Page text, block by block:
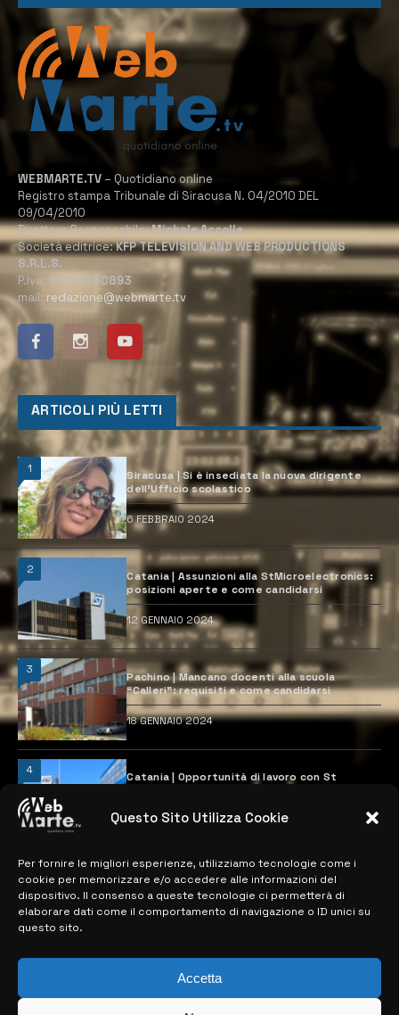
Questo Sito Utilizza Cookie
Per fornire le migliori esperienze, utilizziamo tecnologie come i
cookie per memorizzare e/o accedere alle informazioni del
dispositivo. Il consenso a queste tecnologie ci permetterà di
elaborare dati come il comportamento di navigazione o ID unici su
questo sito.
Accetta
WEBMARTE.TV – Quotidiano online
Registro stampa Tribunale di Siracusa N. 04/2010 DEL
09/04/2010
Direttore Responsabile:Michele Accolla
Società editrice:KFP TELEVISION AND WEB PRODUCTIONS
S.R.L.S.
P.Iva: 02184950893
mail: redazione@webmarte.tv
ARTICOLI PIÙ LETTI
1
Siracusa | Si è insediata la nuova dirigente
dell’Ufficio scolastico
6 FEBBRAIO 2024
2
Catania | Assunzioni alla StMicroelectronics:
posizioni aperte e come candidarsi
12 GENNAIO 2024
3
Pachino | Mancano docenti alla scuola
“Calleri”: requisiti e come candidarsi
18 GENNAIO 2024
4
Catania | Opportunità di lavoro con St
28 MARZO 2024
MAPPA DEL SITO
> NOTIZIE
> CONTATTI